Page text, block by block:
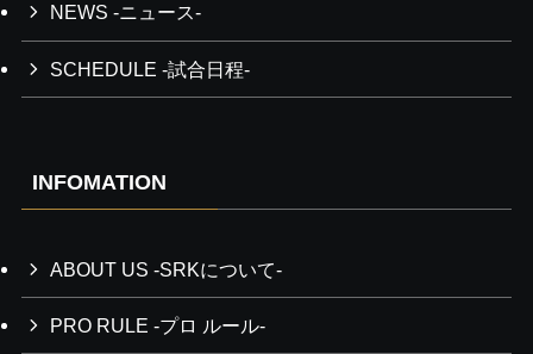
NEWS -ニュース-
SCHEDULE -試合日程-
INFOMATION
ABOUT US -SRKについて-
PRO RULE -プロ ルール-